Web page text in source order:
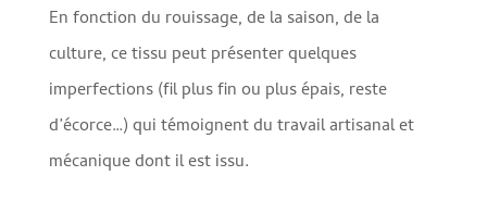
En fonction du rouissage, de la saison, de la
culture, ce tissu peut présenter quelques
imperfections (fil plus fin ou plus épais, reste
d’écorce…) qui témoignent du travail artisanal et
mécanique dont il est issu.